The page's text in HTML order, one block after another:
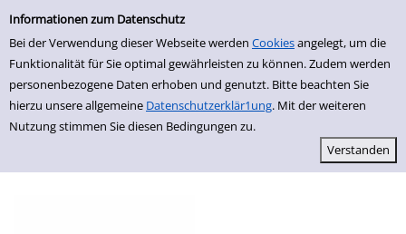
Einfache Suche
Informationen zum Datenschutz
Bei der Verwendung dieser Webseite werden Cookiesangelegt, um die
Funktionalität für Sie optimal gewährleisten zu können. Zudem werden
personenbezogene Daten erhoben und genutzt. Bitte beachten Sie
hierzu unsere allgemeine Datenschutzerklär1ung. Mit der weiteren
Nutzung stimmen Sie diesen Bedingungen zu.
zur Navigation springen
zum Inhalt springen
Zur Detailanzeige springen